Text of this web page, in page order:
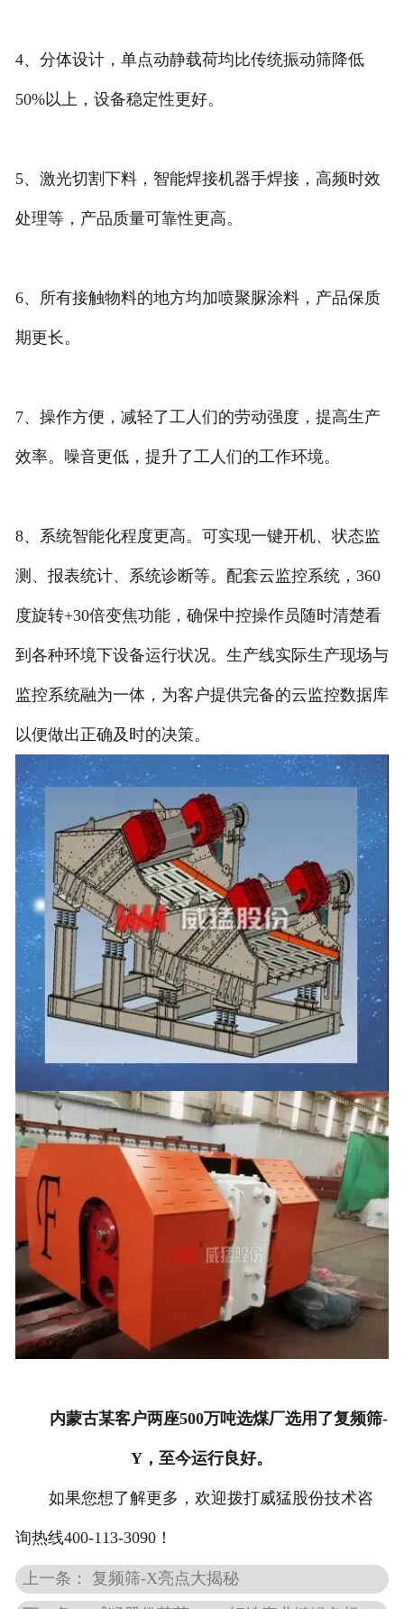
4、分体设计，单点动静载荷均比传统振动筛降低
50%以上，设备稳定性更好。
5、激光切割下料，智能焊接机器手焊接，高频时效
处理等，产品质量可靠性更高。
6、所有接触物料的地方均加喷聚脲涂料，产品保质
期更长。
7、操作方便，减轻了工人们的劳动强度，提高生产
效率。噪音更低，提升了工人们的工作环境。
8、系统智能化程度更高。可实现一键开机、状态监
测、报表统计、系统诊断等。配套云监控系统，360
度旋转+30倍变焦功能，确保中控操作员随时清楚看
到各种环境下设备运行状况。生产线实际生产现场与
监控系统融为一体，为客户提供完备的云监控数据库
以便做出正确及时的决策。
内蒙古某客户两座500万吨选煤厂选用了复频筛-
Y，至今运行良好。
如果您想了解更多，欢迎拨打威猛股份技术咨
询热线400-113-3090！
上一条： 复频筛-X亮点大揭秘